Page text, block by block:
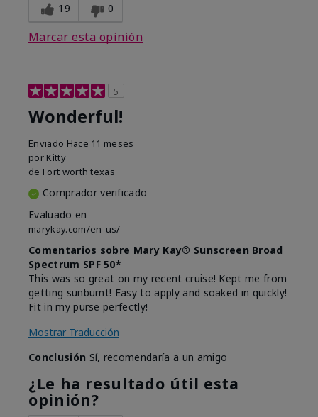
19 0
Marcar esta opinión
5
Wonderful!
Enviado Hace 11 meses
por Kitty
de Fort worth texas
Comprador verificado
Evaluado en
marykay.com/en-us/
Comentarios sobre Mary Kay® Sunscreen Broad
Spectrum SPF 50*
This was so great on my recent cruise! Kept me from
getting sunburnt! Easy to apply and soaked in quickly!
Fit in my purse perfectly!
Mostrar Traducción
Conclusión Sí, recomendaría a un amigo
¿Le ha resultado útil esta
opinión?